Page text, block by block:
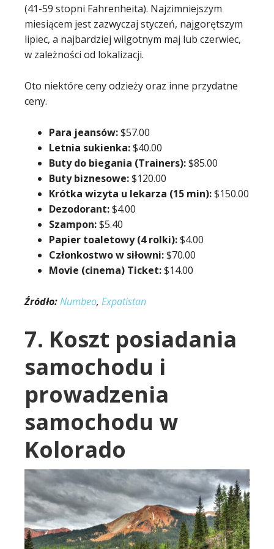
(41-59 stopni Fahrenheita). Najzimniejszym
miesiącem jest zazwyczaj styczeń, najgorętszym
lipiec, a najbardziej wilgotnym maj lub czerwiec,
w zależności od lokalizacji.
Oto niektóre ceny odzieży oraz inne przydatne
ceny.
Para jeansów:$57.00
Letnia sukienka:$40.00
Buty do biegania (Trainers):$85.00
Buty biznesowe:$120.00
Krótka wizyta u lekarza (15 min):$150.00
Dezodorant:$4.00
Szampon:$5.40
Papier toaletowy (4 rolki):$4.00
Członkostwo w siłowni:$70.00
Movie (cinema) Ticket:$14.00
Źródło:Numbeo, Expatistan
7. Koszt posiadania
samochodu i
prowadzenia
samochodu w
Kolorado